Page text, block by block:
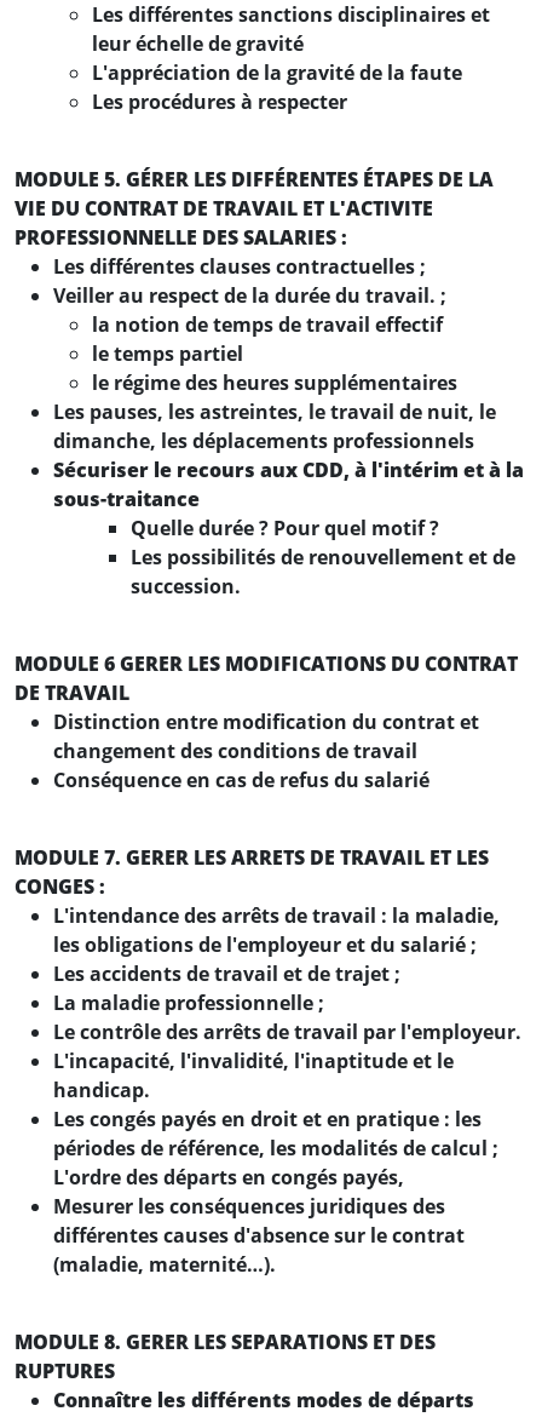
Les différentes sanctions disciplinaires et
leur échelle de gravité
L'appréciation de la gravité de la faute
Les procédures à respecter
MODULE 5. GÉRER LES DIFFÉRENTES ÉTAPES DE LA
VIE DU CONTRAT DE TRAVAIL ET L'ACTIVITE
PROFESSIONNELLE DES SALARIES:
Les différentes clauses contractuelles ;
Veiller au respect de la durée du travail. ;
la notion de temps de travail effectif
le temps partiel
le régime des heures supplémentaires
Les pauses, les astreintes, le travail de nuit, le
dimanche, les déplacements professionnels
Sécuriser le recours aux CDD, à l'intérim et à la
sous-traitance
Quelle durée ? Pour quel motif ?
Les possibilités de renouvellement et de
succession.
MODULE 6 GERER LES MODIFICATIONS DU CONTRAT
DE TRAVAIL
Distinction entre modification du contrat et
changement des conditions de travail
Conséquence en cas de refus du salarié
MODULE 7. GERER LES ARRETS DE TRAVAIL ET LES
CONGES :
L'intendance des arrêts de travail : la maladie,
les obligations de l'employeur et du salarié ;
Les accidents de travail et de trajet ;
La maladie professionnelle ;
Le contrôle des arrêts de travail par l'employeur.
L'incapacité, l'invalidité, l'inaptitude et le
handicap.
Les congés payés en droit et en pratique : les
périodes de référence, les modalités de calcul ;
L'ordre des départs en congés payés,
Mesurer les conséquences juridiques des
différentes causes d'absence sur le contrat
(maladie, maternité…).
MODULE 8. GERER LES SEPARATIONS ET DES
RUPTURES
Connaître les différents modes de départs